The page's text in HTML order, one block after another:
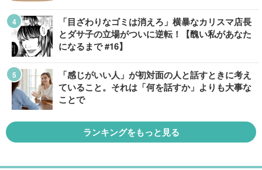
「目ざわりなゴミは消えろ」横暴なカリスマ店長
とダサ子の立場がついに逆転！【醜い私があなた
になるまで #16】
「感じがいい人」が初対面の人と話すときに考え
ていること。それは「何を話すか」よりも大事な
ことで
ランキングをもっと見る